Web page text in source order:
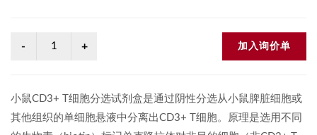
加入询价单
小鼠CD3+ T细胞分选试剂盒是通过阴性分选从小鼠脾脏细胞或
其他组织的单细胞悬液中分离出CD3+ T细胞。原理是选用不同